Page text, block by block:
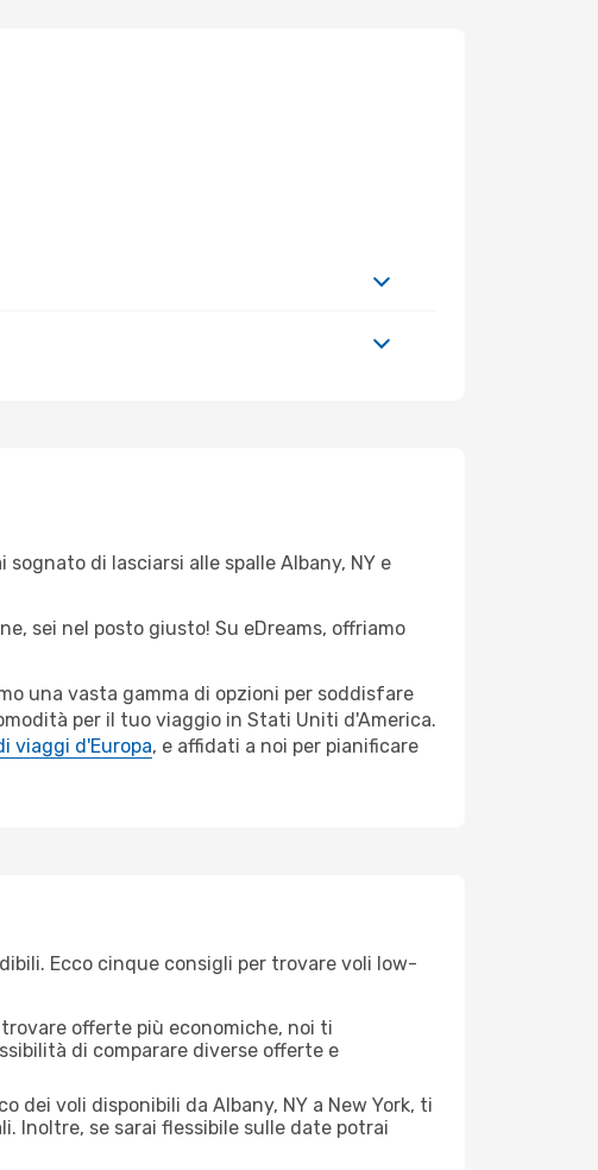
di lasciarsi alle spalle Albany, NY e
sei nel posto giusto! Su eDreams, offriamo
una vasta gamma di opzioni per soddisfare
per il tuo viaggio in Stati Uniti d'America.
viaggi d'Europa, e affidati a noi per pianificare
Ecco cinque consigli per trovare voli low-
offerte più economiche, noi ti
di comparare diverse offerte e
voli disponibili da Albany, NY a New York, ti
Inoltre, se sarai flessibile sulle date potrai